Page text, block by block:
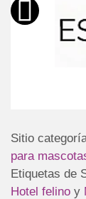
Sitio
para
Etiquetas de
Hotel felino y